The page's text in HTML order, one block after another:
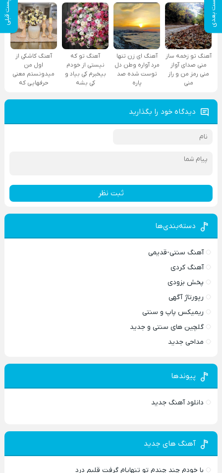
پست بعدی پست قبلی
آهنگ تو زخمه ساز
منی صدای آواز
منی رمز من و راز
منی
آهنگ ای زن تنها
مرد آواره وطن دل
توست شده صد
پاره
آهنگ تو که
نیستی از خودم
بیخبرم کی بیاد و
کی بشه
آهنگ کاشکی از
اول من
میدونستم معنی
حرفهایی که
دیدگاه خود را بگذارید
ثبت نظر
دسته‌بندی‌ها
آهنگ سنتی-قدیمی
آهنگ کردی
پخش بزودی
رپورتاژ آگهی
ریمیکس پاپ و سنتی
گلچین های سنتی و جدید
مداحی جدید
پیوندها
دانلود آهنگ جدید
آهنگ های جدید
با خودم چند چندم تو تنهایام گرفت قلبم درد